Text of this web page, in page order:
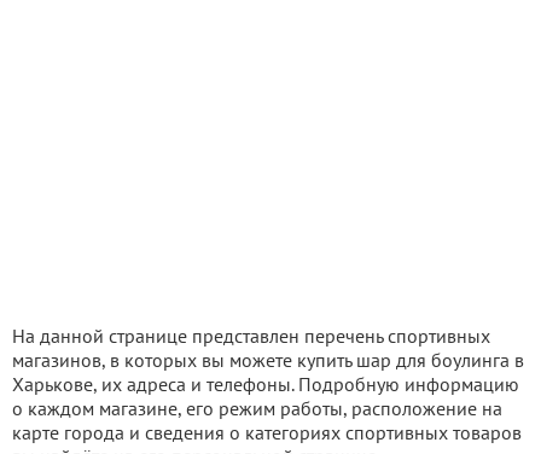
На данной странице представлен перечень спортивных
магазинов, в которых вы можете купить шар для боулинга в
Харькове, их адреса и телефоны. Подробную информацию
о каждом магазине, его режим работы, расположение на
карте города и сведения о категориях спортивных товаров